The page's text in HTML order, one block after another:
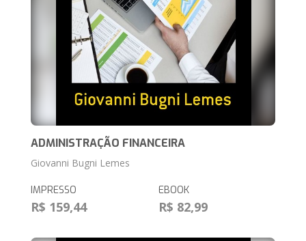
ADMINISTRAÇÃO FINANCEIRA
Giovanni Bugni Lemes
IMPRESSO
R$ 159,44
EBOOK
R$ 82,99